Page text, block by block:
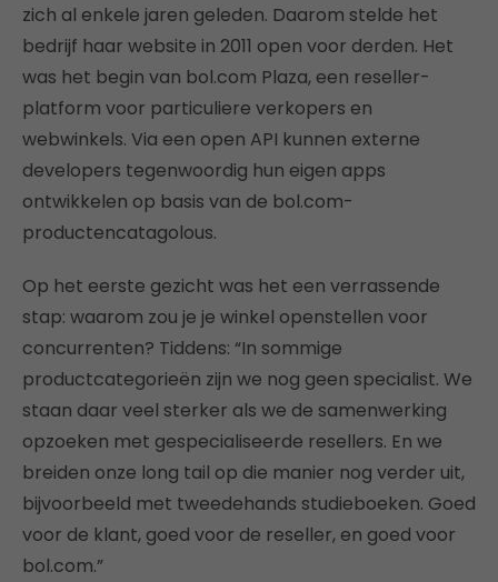
zich al enkele jaren geleden. Daarom stelde het
bedrijf haar website in 2011 open voor derden. Het
was het begin van bol.com Plaza, een reseller-
platform voor particuliere verkopers en
webwinkels. Via een open API kunnen externe
developers tegenwoordig hun eigen apps
ontwikkelen op basis van de bol.com-
productencatagolous.
Op het eerste gezicht was het een verrassende
stap: waarom zou je je winkel openstellen voor
concurrenten? Tiddens: “In sommige
productcategorieën zijn we nog geen specialist. We
staan daar veel sterker als we de samenwerking
opzoeken met gespecialiseerde resellers. En we
breiden onze long tail op die manier nog verder uit,
bijvoorbeeld met tweedehands studieboeken. Goed
voor de klant, goed voor de reseller, en goed voor
bol.com.”